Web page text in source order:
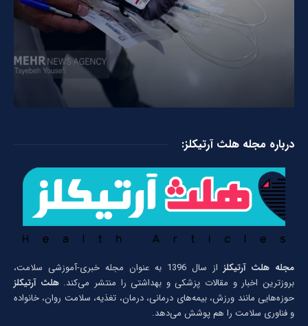
درباره مجله هلث آرتیکلز:
مجله هلث آرتیکلز
از سال 1396 به عنوان مجله خبری-آموزشی سلامت،
بروزترین اخبار و مقالات پزشکی و بهداشتی را منتشر می‌کند.هلث آرتیکلز
حوزه‌هایی مانند ورزش، بیمه‌های درمانی، درمان، تغذیه، سلامت روان، خانواده
و فناوری سلامت را هم پوشش می‌دهد.